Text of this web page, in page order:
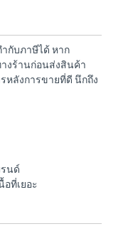
กับภาษีได้ หาก
งร้านก่อนส่งสินค้า
หลังการขายที่ดี นึกถึง
นด์
ที่เยอะ